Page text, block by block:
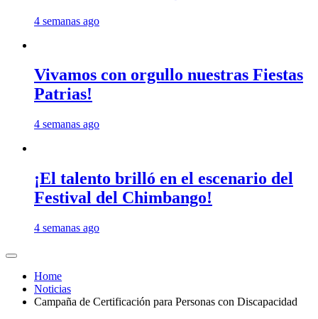
4 semanas ago
Vivamos con orgullo nuestras Fiestas
Patrias!
4 semanas ago
¡El talento brilló en el escenario del
Festival del Chimbango!
4 semanas ago
Home
Noticias
Campaña de Certificación para Personas con Discapacidad